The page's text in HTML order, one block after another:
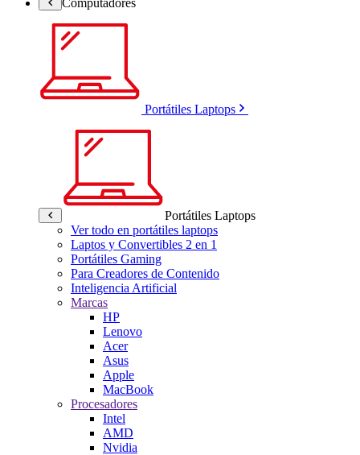
Portátiles Laptops
Portátiles Laptops
Ver todo en portátiles laptops
Laptos y Convertibles 2 en 1
Portátiles Gaming
Para Creadores de Contenido
Inteligencia Artificial
Marcas
HP
Lenovo
Acer
Asus
Apple
MacBook
Procesadores
Intel
AMD
Nvidia